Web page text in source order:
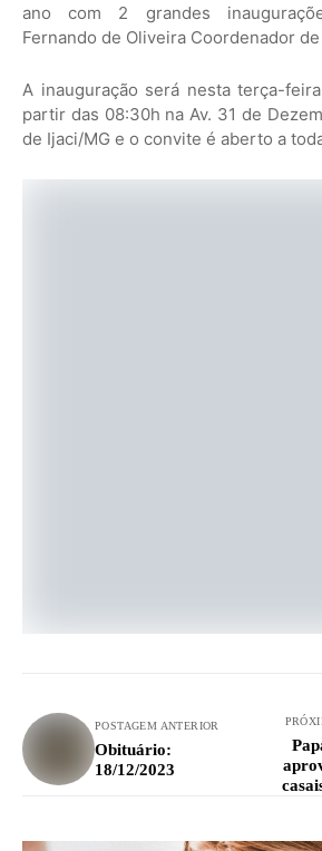
ano com 2 grandes
Fernando de Oliveira Coordenador
A inauguração será nesta terça-
partir das 08:30h na Av. 31 de
de Ijaci/MG e o convite é aberto a
POSTAGEM ANTERIOR
Obituário:
18/12/2023